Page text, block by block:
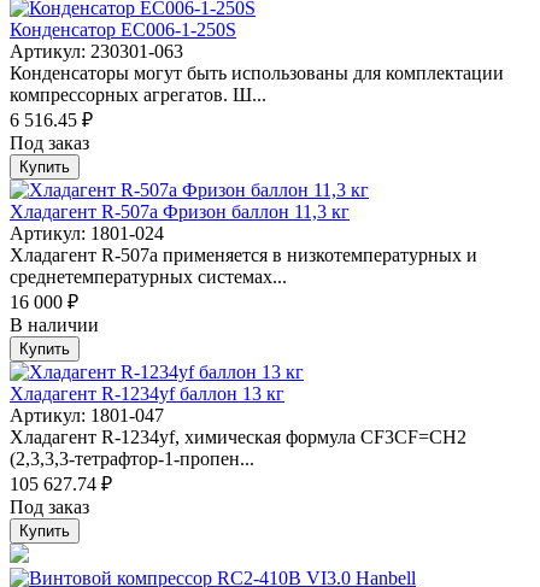
Конденсатор EC006-1-250S
Артикул: 230301-063
Конденсаторы могут быть использованы для комплектации
компрессорных агрегатов. Ш...
6 516.45 ₽
Под заказ
Купить
Хладагент R-507a Фризон баллон 11,3 кг
Артикул: 1801-024
Хладагент R-507a применяется в низкотемпературных и
среднетемпературных системах...
16 000 ₽
В наличии
Купить
Хладагент R-1234yf баллон 13 кг
Артикул: 1801-047
Хладагент R-1234yf, химическая формула CF3CF=CH2
(2,3,3,3-тетрафтор-1-пропен...
105 627.74 ₽
Под заказ
Купить